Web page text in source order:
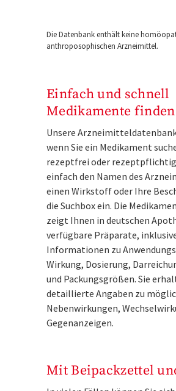
Die Datenbank enthält keine
anthroposophischen Arzneimittel.
Einfach und schnell
Medikamente finden
Unsere
wenn Sie ein Medikament
rezeptfrei oder rezeptpflichtig.
einfach den Namen des
einen Wirkstoff oder Ihre
die Suchbox ein. Die
zeigt Ihnen in deutschen
verfügbare Präparate,
Informationen zu
Wirkung, Dosierung,
und Packungsgrößen. Sie
detaillierte Angaben zu
Nebenwirkungen,
Gegenanzeigen.
Mit Beipackzettel